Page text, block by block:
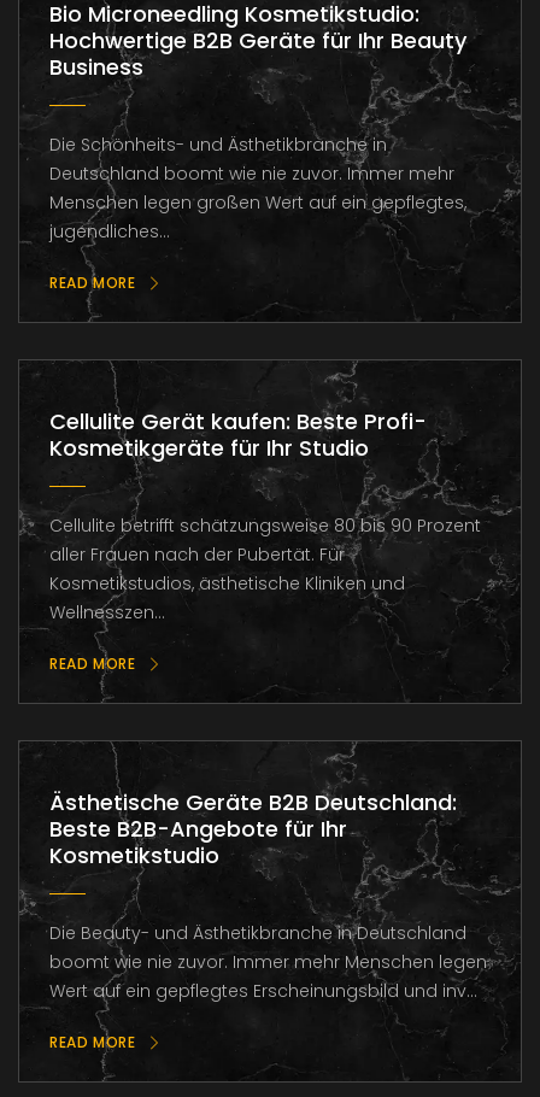
Bio Microneedling Kosmetikstudio:
Hochwertige B2B Geräte für Ihr Beauty
Business
Die Schönheits- und Ästhetikbranche in
Deutschland boomt wie nie zuvor. Immer mehr
Menschen legen großen Wert auf ein gepflegtes,
jugendliches...
READ MORE
Cellulite Gerät kaufen: Beste Profi-
Kosmetikgeräte für Ihr Studio
Cellulite betrifft schätzungsweise 80 bis 90 Prozent
aller Frauen nach der Pubertät. Für
Kosmetikstudios, ästhetische Kliniken und
Wellnesszen...
READ MORE
Ästhetische Geräte B2B Deutschland:
Beste B2B-Angebote für Ihr
Kosmetikstudio
Die Beauty- und Ästhetikbranche in Deutschland
boomt wie nie zuvor. Immer mehr Menschen legen
Wert auf ein gepflegtes Erscheinungsbild und inv...
READ MORE